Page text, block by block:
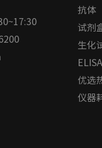
抗体
试剂
生化
ELISA
优选
仪器